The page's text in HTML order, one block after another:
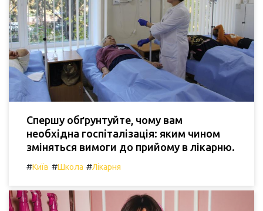
Спершу обґрунтуйте, чому вам
необхідна госпіталізація: яким чином
зміняться вимоги до прийому в лікарню.
#Київ #Школа #Лікарня